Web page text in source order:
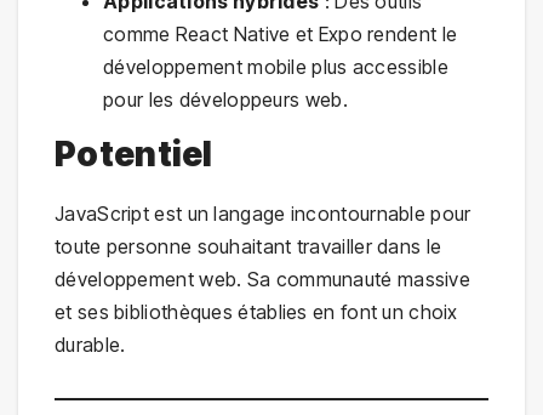
comme React Native et Expo rendent le
développement mobile plus accessible
pour les développeurs web.
Potentiel
JavaScript est un langage incontournable pour
toute personne souhaitant travailler dans le
développement web. Sa communauté massive
et ses bibliothèques établies en font un choix
durable.